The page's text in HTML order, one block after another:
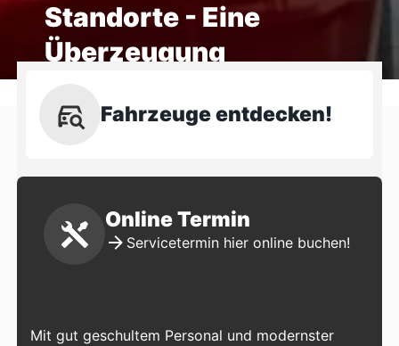
Standorte - Eine
Überzeugung
Fahrzeuge entdecken!
Online Termin
Servicetermin hier online buchen!
Mit gut geschultem Personal und modernster